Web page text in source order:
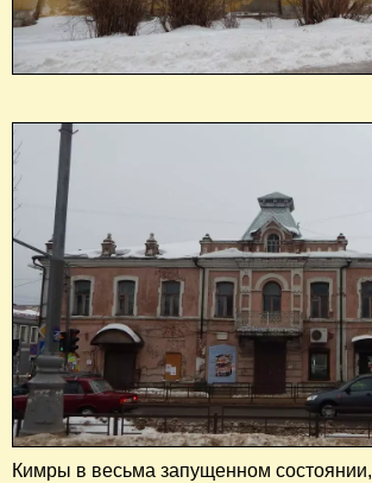
Кимры в весьма запущенном состоянии,